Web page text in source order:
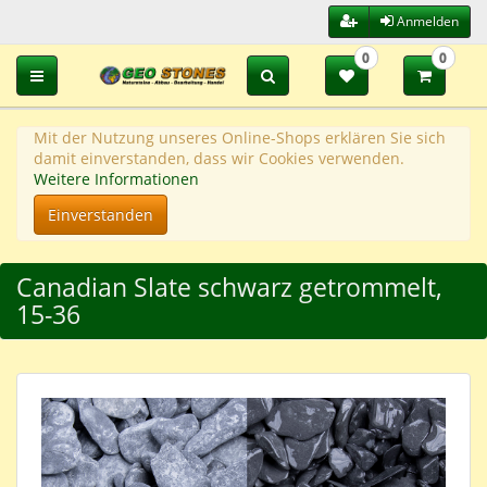
Anmelden
Toggle navigation
0 0
Mit der Nutzung unseres Online-Shops erklären Sie sich
damit einverstanden, dass wir Cookies verwenden.
Weitere Informationen
Einverstanden
Canadian Slate schwarz getrommelt,
15-36